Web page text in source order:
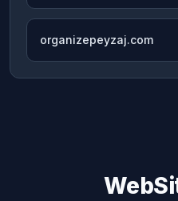
organizepeyzaj.com